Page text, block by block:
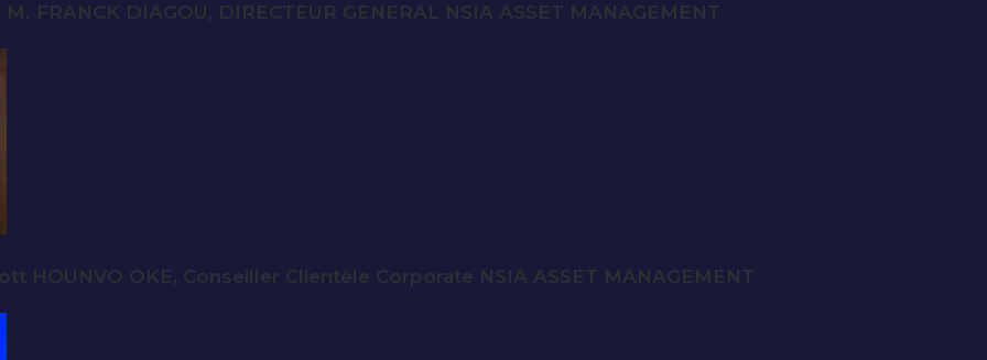
M. FRANCK DIAGOU, DIRECTEUR GENERAL NSIA ASSET MANAGEMENT
HOUNVO OKE, Conseiller Clientèle Corporate NSIA ASSET MANAGEMENT